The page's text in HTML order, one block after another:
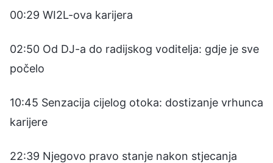
00:29 WI2L-ova karijera
02:50 Od DJ-a do radijskog voditelja: gdje je sve
počelo
10:45 Senzacija cijelog otoka: dostizanje vrhunca
karijere
22:39 Njegovo pravo stanje nakon stjecanja